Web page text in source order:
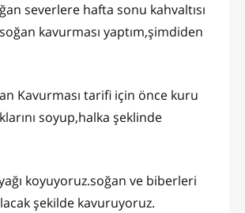
severlere hafta sonu kahvaltısı
kavurması yaptım,şimdiden
Kavurması tarifi için önce kuru
soyup,halka şeklinde
koyuyoruz.soğan ve biberleri
şekilde kavuruyoruz.